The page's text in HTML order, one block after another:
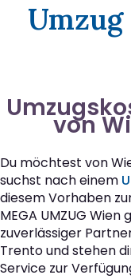
von
Du möchtest von
suchst nach einem
diesem Vorhaben
MEGA UMZUG
zuverlässiger
Trento und stehen
Service zur